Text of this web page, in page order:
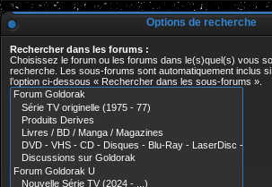
Options de recherche
Rechercher dans les forums :
Choisissez le forum ou les forums dans le(s)quel(s) vous
recherche. Les sous-forums sont automatiquement inclus
l’option ci-dessous « Rechercher dans les sous-forums ».